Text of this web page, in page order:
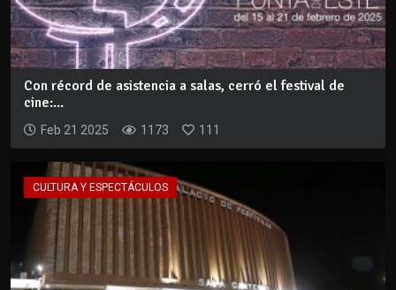
Con récord de asistencia a salas, cerró el festival de
cine:...
Feb 21 2025 1173 111
CULTURA Y ESPECTÁCULOS